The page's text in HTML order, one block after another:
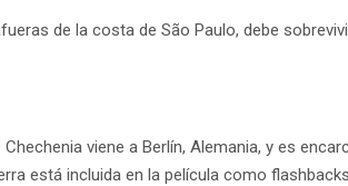
de la costa de São Paulo, debe
viene a Berlín, Alemania, y es
está incluida en la película como